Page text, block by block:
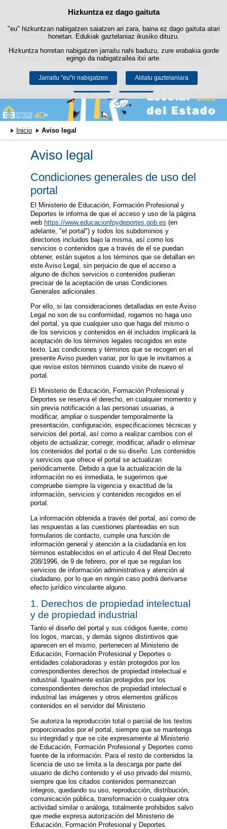
Cookie politika
Webgune honek berezko cookie-ak erabiltzen ditu nabigazioa errazteko
eta hirugarrenen cookie-ak erabilera- eta gogobetetasun-estatistikak
Informazio gehiago lor dezakezu gure "Cookie-ak" atalean,
Onartu Ukatu
Hizkuntza ez dago gaituta
"eu" hizkuntzan nabigatzen saiatzen ari zara, baina ez dago gaituta atari
honetan. Edukiak gaztelaniaz ikusiko dituzu.
Hizkuntza horretan nabigatzen jarraitu nahi baduzu, zure erabakia gorde
egingo da nabigatzailea itxi arte.
Jarraitu "eu"n nabigatzen Aldatu gaztelaniara
Edukira salto egin
Inicio Aviso legal
Aviso legal
Condiciones generales de uso del
portal
El Ministerio de Educación, Formación Profesional y
Deportes le informa de que el acceso y uso de la página
web https://www.educacionfpydeportes.gob.es (en
adelante, "el portal") y todos los subdominios y
directorios incluidos bajo la misma, así como los
servicios o contenidos que a través de él se puedan
obtener, están sujetos a los términos que se detallan en
este Aviso Legal, sin perjuicio de que el acceso a
alguno de dichos servicios o contenidos pudieran
precisar de la aceptación de unas Condiciones
Generales adicionales.
Por ello, si las consideraciones detalladas en este Aviso
Legal no son de su conformidad, rogamos no haga uso
del portal, ya que cualquier uso que haga del mismo o
de los servicios y contenidos en él incluidos implicará la
aceptación de los términos legales recogidos en este
texto. Las condiciones y términos que se recogen en el
presente Aviso pueden variar, por lo que le invitamos a
que revise estos términos cuando visite de nuevo el
portal.
El Ministerio de Educación, Formación Profesional y
Deportes se reserva el derecho, en cualquier momento y
sin previa notificación a las personas usuarias, a
modificar, ampliar o suspender temporalmente la
presentación, configuración, especificaciones técnicas y
servicios del portal, así como a realizar cambios con el
objeto de actualizar, corregir, modificar, añadir o eliminar
los contenidos del portal o de su diseño. Los contenidos
y servicios que ofrece el portal se actualizan
periódicamente. Debido a que la actualización de la
información no es inmediata, le sugerimos que
compruebe siempre la vigencia y exactitud de la
información, servicios y contenidos recogidos en el
portal.
La información obtenida a través del portal, así como de
las respuestas a las cuestiones planteadas en sus
formularios de contacto, cumple una función de
información general y atención a la ciudadanía en los
términos establecidos en el artículo 4 del Real Decreto
208/1996, de 9 de febrero, por el que se regulan los
servicios de información administrativa y atención al
ciudadano, por lo que en ningún caso podrá derivarse
efecto jurídico vinculante alguno.
1. Derechos de propiedad intelectual
y de propiedad industrial
Tanto el diseño del portal y sus códigos fuente, como
los logos, marcas, y demás signos distintivos que
aparecen en el mismo, pertenecen al Ministerio de
Educación, Formación Profesional y Deportes o
entidades colaboradoras y están protegidos por los
correspondientes derechos de propiedad intelectual e
industrial. Igualmente están protegidos por los
correspondientes derechos de propiedad intelectual e
industrial las imágenes y otros elementos gráficos
contenidos en el servidor del Ministerio.
Se autoriza la reproducción total o parcial de los textos
proporcionados por el portal, siempre que se mantenga
su integridad y que se cite expresamente al Ministerio
de Educación, Formación Profesional y Deportes como
fuente de la información. Para el resto de contenidos la
licencia de uso se limita a la descarga por parte del
usuario de dicho contenido y el uso privado del mismo,
siempre que los citados contenidos permanezcan
íntegros, quedando su uso, reproducción, distribución,
comunicación pública, transformación o cualquier otra
actividad similar o análoga, totalmente prohibidos salvo
que medie expresa autorización del Ministerio de
Educación, Formación Profesional y Deportes.